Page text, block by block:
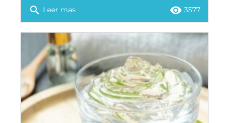
search Leer mas remove_red_eye 3577